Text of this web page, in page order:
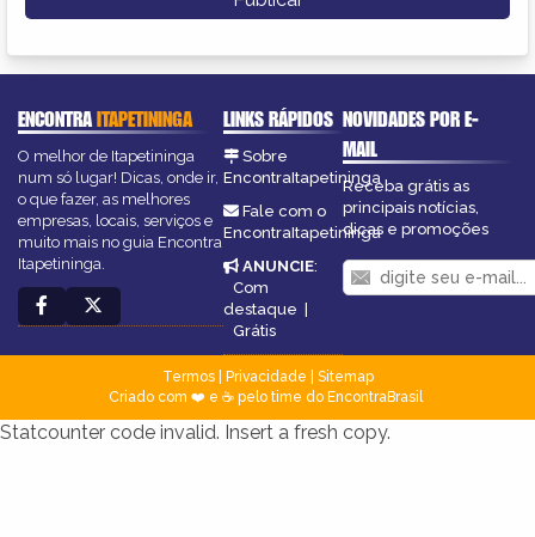
ENCONTRAITAPETININGA
O melhor de Itapetininga
num só lugar! Dicas, onde ir,
o que fazer, as melhores
empresas, locais, serviços e
muito mais no guia Encontra
Itapetininga.
LINKS RÁPIDOS
Sobre
EncontraItapetininga
Fale com o
EncontraItapetininga
ANUNCIE:
Com
destaque
Grátis
NOVIDADES POR E-
MAIL
Receba grátis as
principais notícias,
dicas e promoções
Termos| Privacidade
Sitemap
Criado com ❤️ e ☕ pelo time do EncontraBrasil
Statcounter code invalid. Insert a fresh copy.